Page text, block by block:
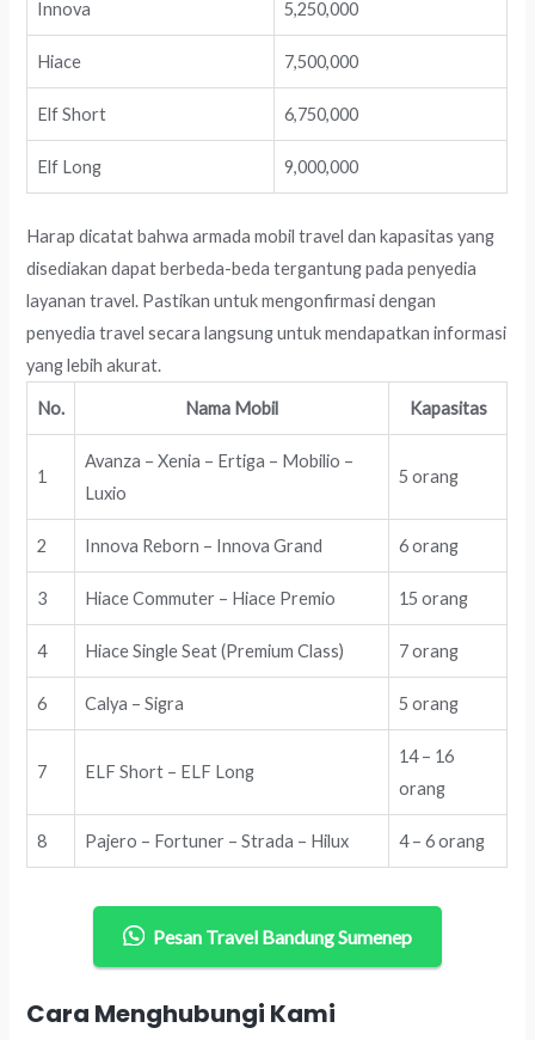
Innova 5,250,000
Hiace 7,500,000
Elf Short 6,750,000
Elf Long 9,000,000
Harap dicatat bahwa armada mobil travel dan kapasitas yang
disediakan dapat berbeda-beda tergantung pada penyedia
layanan travel. Pastikan untuk mengonfirmasi dengan
penyedia travel secara langsung untuk mendapatkan informasi
yang lebih akurat.
No. Nama Mobil Kapasitas
1
Avanza – Xenia – Ertiga – Mobilio –
Luxio
5 orang
2 Innova Reborn – Innova Grand 6 orang
3 Hiace Commuter – Hiace Premio 15 orang
4 Hiace Single Seat (Premium Class) 7 orang
6 Calya – Sigra 5 orang
7 ELF Short – ELF Long
14 – 16
orang
8 Pajero – Fortuner – Strada – Hilux 4 – 6 orang
Pesan Travel Bandung Sumenep
Cara Menghubungi Kami